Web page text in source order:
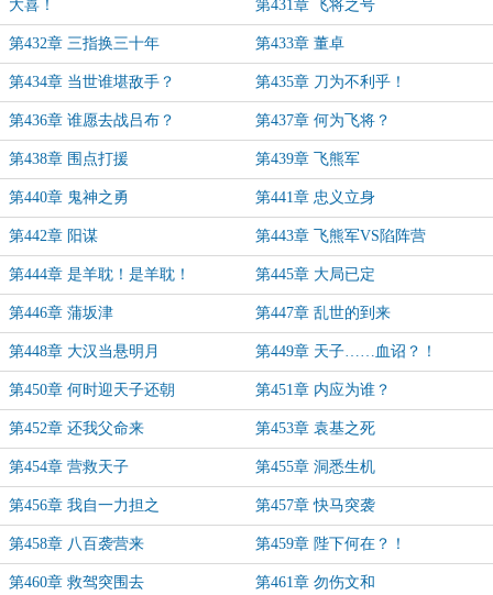
大喜！ 第431章 飞将之号
第432章 三指换三十年 第433章 董卓
第434章 当世谁堪敌手？ 第435章 刀为不利乎！
第436章 谁愿去战吕布？ 第437章 何为飞将？
第438章 围点打援 第439章 飞熊军
第440章 鬼神之勇 第441章 忠义立身
第442章 阳谋 第443章 飞熊军VS陷阵营
第444章 是羊耽！是羊耽！ 第445章 大局已定
第446章 蒲坂津 第447章 乱世的到来
第448章 大汉当悬明月 第449章 天子……血诏？！
第450章 何时迎天子还朝 第451章 内应为谁？
第452章 还我父命来 第453章 袁基之死
第454章 营救天子 第455章 洞悉生机
第456章 我自一力担之 第457章 快马突袭
第458章 八百袭营来 第459章 陛下何在？！
第460章 救驾突围去 第461章 勿伤文和